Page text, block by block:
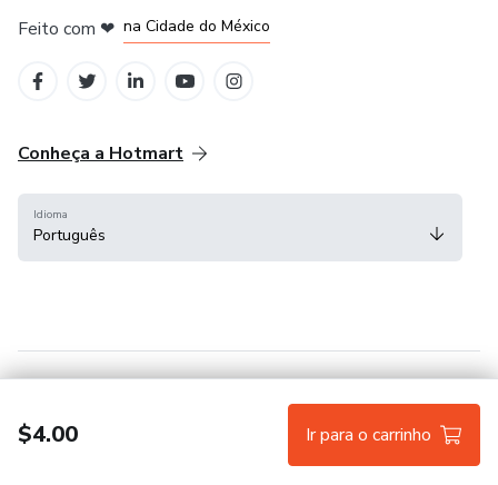
$4.00 Ir para o carrinho
Feito com ❤ na Cidade do México
Conheça a Hotmart
Idioma
Português
Hotmart — 2011-2026 © Todos os direitos reservados.